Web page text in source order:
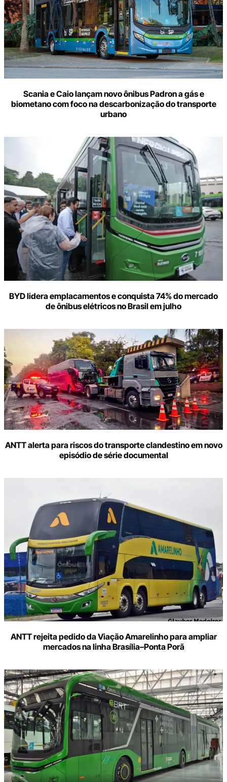
Scania e Caio lançam novo ônibus Padron a gás e
biometano com foco na descarbonização do transporte
urbano
BYD lidera emplacamentos e conquista 74% do mercado
de ônibus elétricos no Brasil em julho
ANTT alerta para riscos do transporte clandestino em novo
episódio de série documental
ANTT rejeita pedido da Viação Amarelinho para ampliar
mercados na linha Brasília–Ponta Porã